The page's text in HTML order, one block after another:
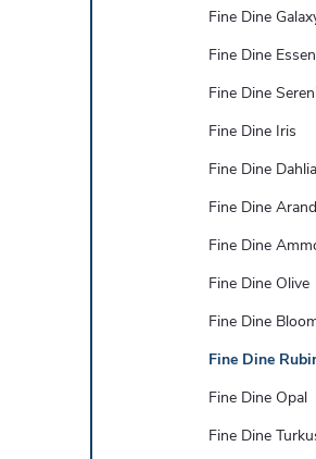
Fine Dine
Fine Dine
Fine Dine
Fine Dine Iris
Fine Dine Dahlia
Fine Dine
Fine Dine
Fine Dine Olive
Fine Dine
Fine Dine
Fine Dine Opal
Fine Dine